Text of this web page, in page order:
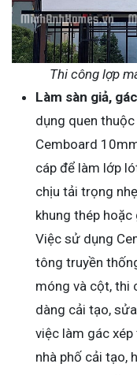
Thi công lợp
Làm sàn giả,
dụng quen
Cemboard
cáp để làm lớp
chịu tải trọng
khung thép
Việc sử dụng
tông truyền
móng và cột, thi
dàng cải tạo,
việc làm gác
nhà phố cải tạo,